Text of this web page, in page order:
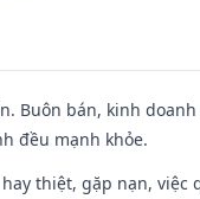
Buôn bán, kinh
đều mạnh khỏe.
thiệt, gặp nạn,